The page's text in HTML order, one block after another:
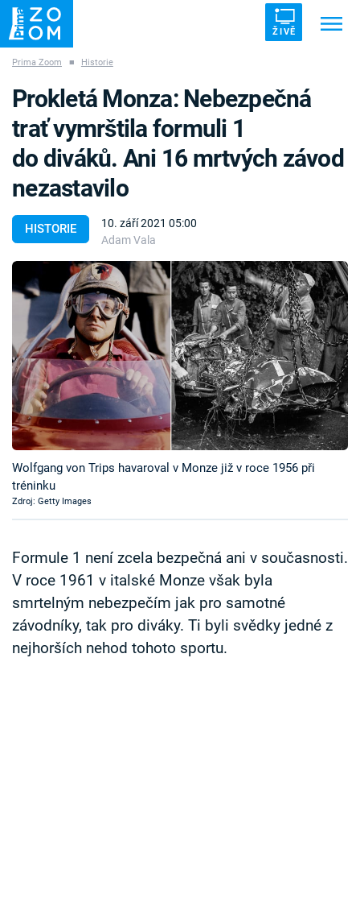
ŽIVĚ
ZÁHADY VETŘELCI DÁVNOVĚKU
Témata
Témata
Pořady
TV Program
Časopis
Sledujte prima+
Přihlášení
Prima Zoom ■ Historie
HISTORIE
10. září 2021 05:00
Adam Vala
Prokletá Monza: Nebezpečná
trať vymrštila formuli 1
do diváků. Ani 16 mrtvých závod
nezastavilo
Wolfgang von Trips havaroval v Monze již v roce 1956 při
tréninku
Zdroj: Getty Images
Formule 1 není zcela bezpečná ani v současnosti.
V roce 1961 v italské Monze však byla
smrtelným nebezpečím jak pro samotné
závodníky, tak pro diváky. Ti byli svědky jedné z
nejhorších nehod tohoto sportu.